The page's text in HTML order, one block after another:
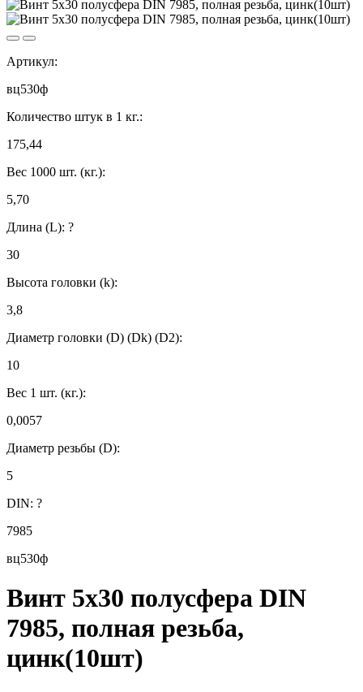
Артикул:
вц530ф
Количество штук в 1 кг.:
175,44
Вес 1000 шт. (кг.):
5,70
Длина (L): ?
30
Высота головки (k):
3,8
Диаметр головки (D) (Dk) (D2):
10
Вес 1 шт. (кг.):
0,0057
Диаметр резьбы (D):
5
DIN: ?
7985
вц530ф
Винт 5х30 полусфера DIN
7985, полная резьба,
цинк(10шт)